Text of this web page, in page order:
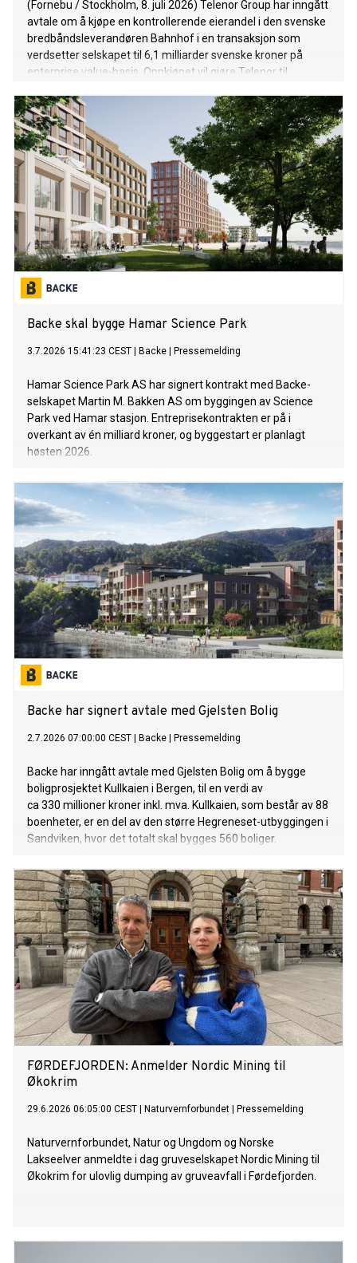
(Fornebu / Stockholm, 8. juli 2026) Telenor Group har inngått
avtale om å kjøpe en kontrollerende eierandel i den svenske
bredbåndsleverandøren Bahnhof i en transaksjon som
verdsetter selskapet til 6,1 milliarder svenske kroner på
enterprise value-basis. Oppkjøpet vil gjøre Telenor til
Gjennomføringen av oppkjøpet, som er betinget av
myndighetsgodkjenninger, vil utløse en plikt for Telenor til å
fremsette et obligatorisk kontanttilbud til alle aksjonærer i
Bahnhof.
Backe skal bygge Hamar Science Park
3.7.2026 15:41:23 CEST Backe Pressemelding
Hamar Science Park AS har signert kontrakt med Backe-
selskapet Martin M. Bakken AS om byggingen av Science
Park ved Hamar stasjon. Entreprisekontrakten er på i
overkant av én milliard kroner, og byggestart er planlagt
høsten 2026.
Backe har signert avtale med Gjelsten Bolig
2.7.2026 07:00:00 CEST Backe Pressemelding
Backe har inngått avtale med Gjelsten Bolig om å bygge
boligprosjektet Kullkaien i Bergen, til en verdi av
ca 330 millioner kroner inkl. mva. Kullkaien, som består av 88
boenheter, er en del av den større Hegreneset-utbyggingen i
Sandviken, hvor det totalt skal bygges 560 boliger.
FØRDEFJORDEN: Anmelder Nordic Mining til
Økokrim
29.6.2026 06:05:00 CEST Naturvernforbundet Pressemelding
Naturvernforbundet, Natur og Ungdom og Norske
Lakseelver anmeldte i dag gruveselskapet Nordic Mining til
Økokrim for ulovlig dumping av gruveavfall i Førdefjorden.